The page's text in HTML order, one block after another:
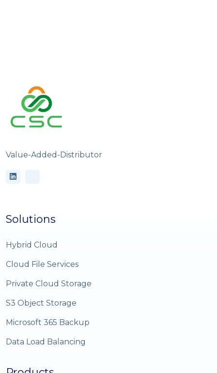
Value-Added-Distributor
Solutions
Hybrid Cloud
Cloud File Services
Private Cloud Storage
S3 Object Storage
Microsoft 365 Backup
Data Load Balancing